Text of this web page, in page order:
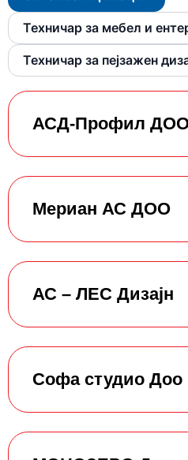
Техничар за мебел и
Техничар за пејзажен
АСД-Профил
Мериан АС ДОО
АС – ЛЕС Дизајн
Софа студио Доо